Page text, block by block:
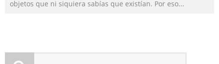
objetos que ni siquiera sabías que existían. Por eso...